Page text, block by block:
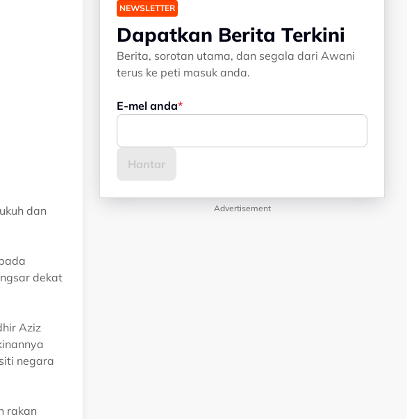
dan
dekat
Aziz
negara
rakan
NEWSLETTER
Dapatkan Berita Terkini
Berita, sorotan utama, dan segala dari Awani
terus ke peti masuk anda.
E-mel anda
Advertisement